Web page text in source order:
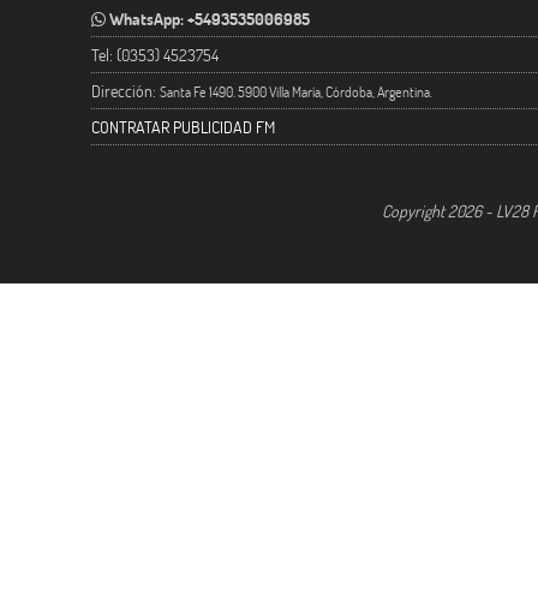
WhatsApp: +5493535006985
Tel: (0353) 4523754
Dirección: Santa Fe 1490. 5900 Villa María, Córdoba, Argentina.
CONTRATAR PUBLICIDAD FM
Copyright 2026 - LV28